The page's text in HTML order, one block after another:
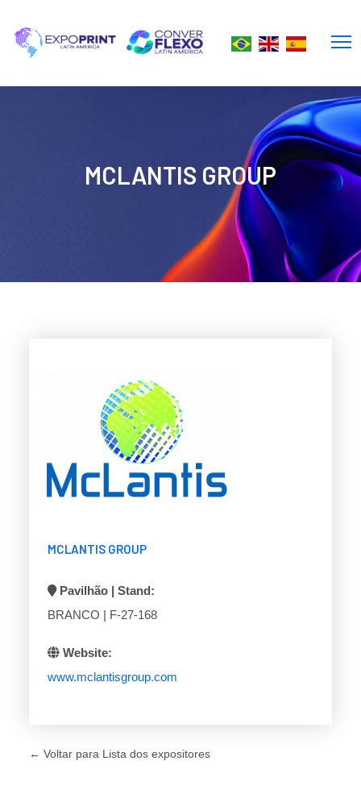
MCLANTIS GROUP
MCLANTIS GROUP
Pavilhão | Stand:
BRANCO | F-27-168
Website:
www.mclantisgroup.com
← Voltar para Lista dos expositores